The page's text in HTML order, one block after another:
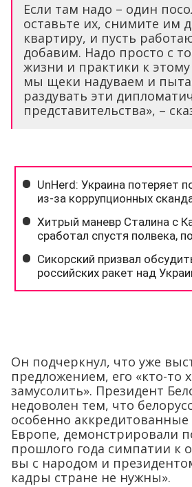
Если там надо – один
оставьте их, снимите им
квартиру, и пусть
добавим. Надо просто с
жизни и практики к
мы щеки надуваем и
раздувать эти
представительства», –
Он подчеркнул, что уже
предложением, его «кто-то
замусолить». Президент
недоволен тем, что
особенно
Европе, демонстрировали
прошлого года симпатии к
вы с народом и
кадры стране не нужны».